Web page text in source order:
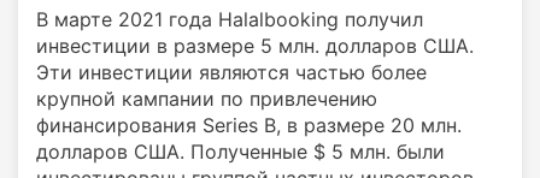
В марте 2021 года Halalbooking получил
инвестиции в размере 5 млн. долларов США.
Эти инвестиции являются частью более
крупной кампании по привлечению
финансирования Series B, в размере 20 млн.
долларов США. Полученные $ 5 млн. были